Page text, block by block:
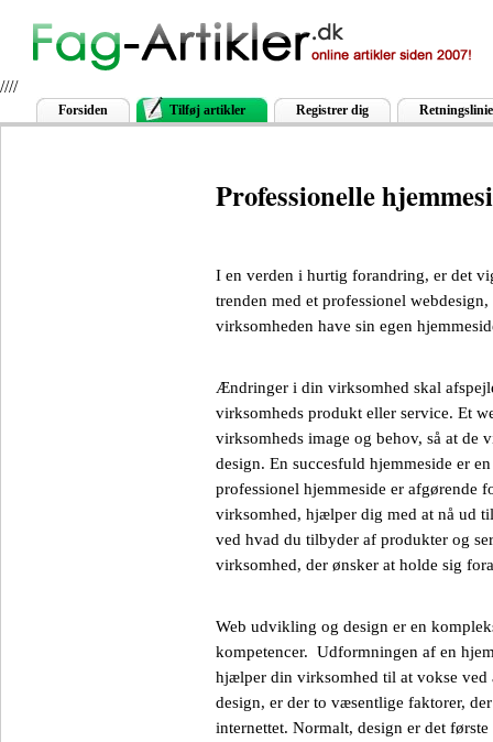
////
Forsiden Tilføj artikler Registrer dig
Professionelle
I en verden i hurtig forandring, er det
trenden med et professionel
virksomheden have sin egen
Ændringer i din virksomhed skal
virksomheds produkt eller service. Et
virksomheds image og behov, så at
design. En succesfuld hjemmeside er
professionel hjemmeside er afgørende
virksomhed, hjælper dig med at nå ud
ved hvad du tilbyder af produkter og
virksomhed, der ønsker at holde sig
Web udvikling og design er en
kompetencer. Udformningen af ​​en
hjælper din virksomhed til at vokse
design, er der to væsentlige faktorer,
internettet. Normalt, design er det